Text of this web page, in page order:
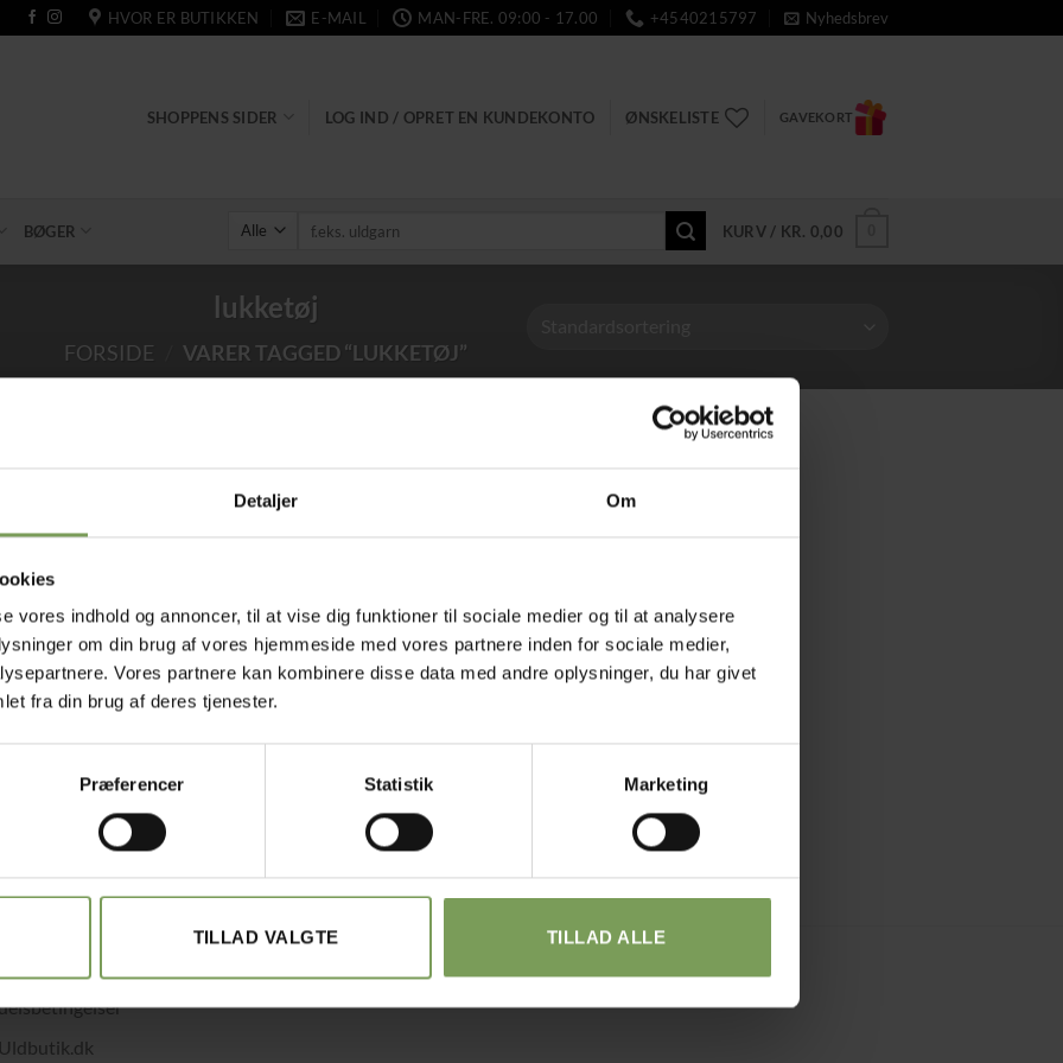
Detaljer Om
vores indhold og annoncer, til at vise dig funktioner til sociale medier og til at analysere
om din brug af vores hjemmeside med vores partnere inden for sociale medier,
Vores partnere kan kombinere disse data med andre oplysninger, du har givet
fra din brug af deres tjenester.
Præferencer Statistik Marketing
TILLAD VALGTE TILLAD ALLE
HVOR ER BUTIKKEN E-MAIL MAN-FRE. 09:00 - 17.00 +4540215797 Nyhedsbrev
SHOPPENS SIDER LOG IND / OPRET EN KUNDEKONTO ØNSKELISTE GAVEKORT
BØGER
Søg
KURV / KR. 0,00
lukketøj
FORSIDE VARER TAGGED “LUKKETØJ”
med småt…